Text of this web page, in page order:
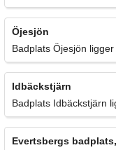
Öjesjön
Badplats Öjesjön
Idbäckstjärn
Badplats Idbäckstjärn
Evertsbergs